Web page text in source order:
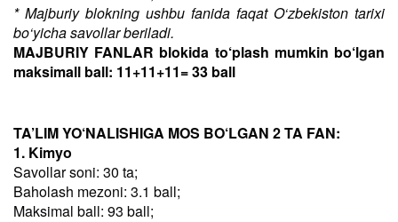
* Majburiy blokning ushbu fanida faqat O‘zbekiston tarixi
bo‘yicha savollar beriladi.
MAJBURIY FANLAR blokida to‘plash mumkin bo‘lgan
maksimall ball: 11+11+11= 33 ball
TA’LIM YO‘NALISHIGA MOS BO‘LGAN 2 TA FAN:
1. Kimyo
Savollar soni: 30 ta;
Baholash mezoni: 3.1 ball;
Maksimal ball: 93 ball;